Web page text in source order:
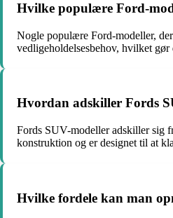
Hvilke populære Ford-
Nogle populære Ford-modeller,
vedligeholdelsesbehov, hvilket
Hvordan adskiller Fords
Fords SUV-modeller adskiller sig
konstruktion og er designet til at
Hvilke fordele kan man